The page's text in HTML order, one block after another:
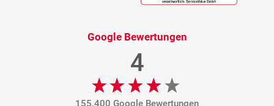
Google Bewertungen
4
155.400 Google Bewertungen